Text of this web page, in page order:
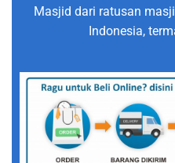
Masjid dari ratusan
Indonesia,